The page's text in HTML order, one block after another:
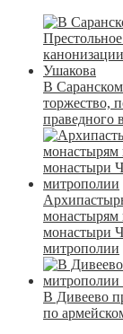
В
торжество,
праведного
монастырям
монастыри
митрополии
В Дивеево
по